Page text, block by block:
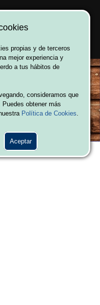
¡Bienvenido a Vulcania!
Hola. Inicia sesión
propias y de terceros
mejor experiencia y
a tus hábitos de
consideramos que
obtener más
Política de Cookies.
Aceptar